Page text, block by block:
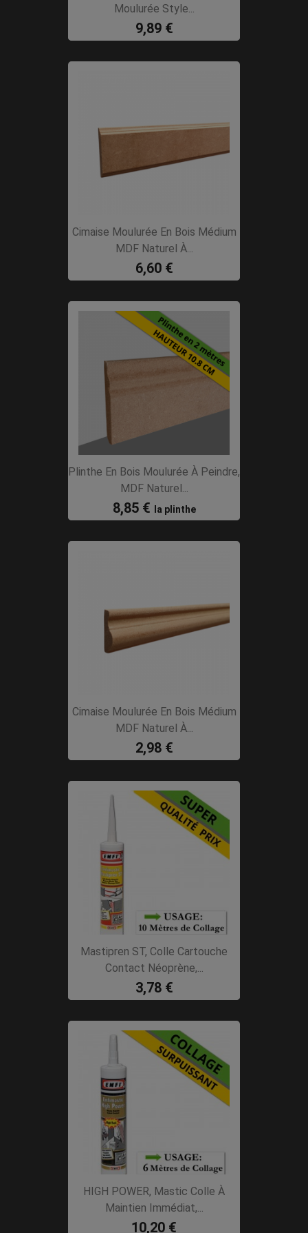
Moulurée Style...
9,89 €
Cimaise Moulurée En Bois Médium
MDF Naturel À...
6,60 €
Plinthe En Bois Moulurée À Peindre,
MDF Naturel...
8,85 € la plinthe
Cimaise Moulurée En Bois Médium
MDF Naturel À...
2,98 €
Mastipren ST, Colle Cartouche
Contact Néoprène,...
3,78 €
HIGH POWER, Mastic Colle À
Maintien Immédiat,...
10,20 €